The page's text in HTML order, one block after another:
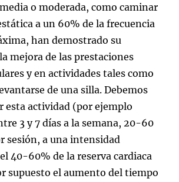
o moderada, como caminar
a un 60% de la frecuencia
han demostrado su
mejora de las prestaciones
y en actividades tales como
de una silla. Debemos
esta actividad (por ejemplo
3 y 7 días a la semana, 20-60
sesión, a una intensidad
40-60% de la reserva cardiaca
supuesto el aumento del tiempo